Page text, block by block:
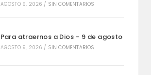
AGOSTO 9, 2026 / SIN COMENTARIOS
Para atraernos a Dios – 9 de agosto
AGOSTO 9, 2026 / SIN COMENTARIOS